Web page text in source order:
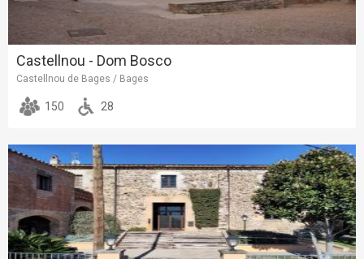
Castellnou - Dom Bosco
Castellnou de Bages / Bages
150 28